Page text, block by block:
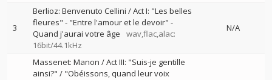
3
Berlioz: Benvenuto Cellini / Act I: "Les belles
fleures" - "Entre l'amour et le devoir" -
Quand j'aurai votre âge
wav,flac,alac:
16bit/44.1kHz
N/A
Massenet: Manon / Act III: "Suis-je gentille
ainsi?" / "Obéissons, quand leur voix